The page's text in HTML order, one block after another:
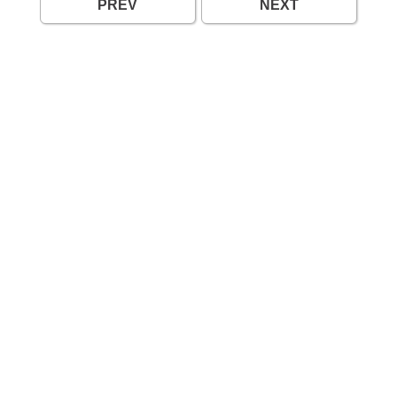
PREV NEXT